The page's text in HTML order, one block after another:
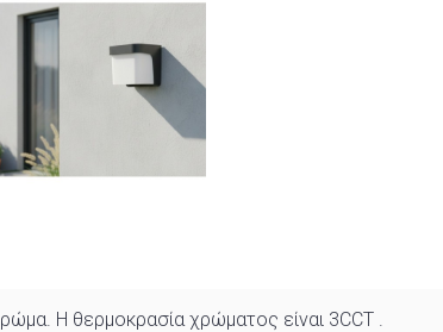
Η θερμοκρασία χρώματος είναι 3CCT .